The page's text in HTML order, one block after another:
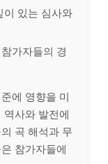
이 있는 심사와
가자들의 경
에 영향을 미
사와 발전에
곡 해석과 무
참가자들에